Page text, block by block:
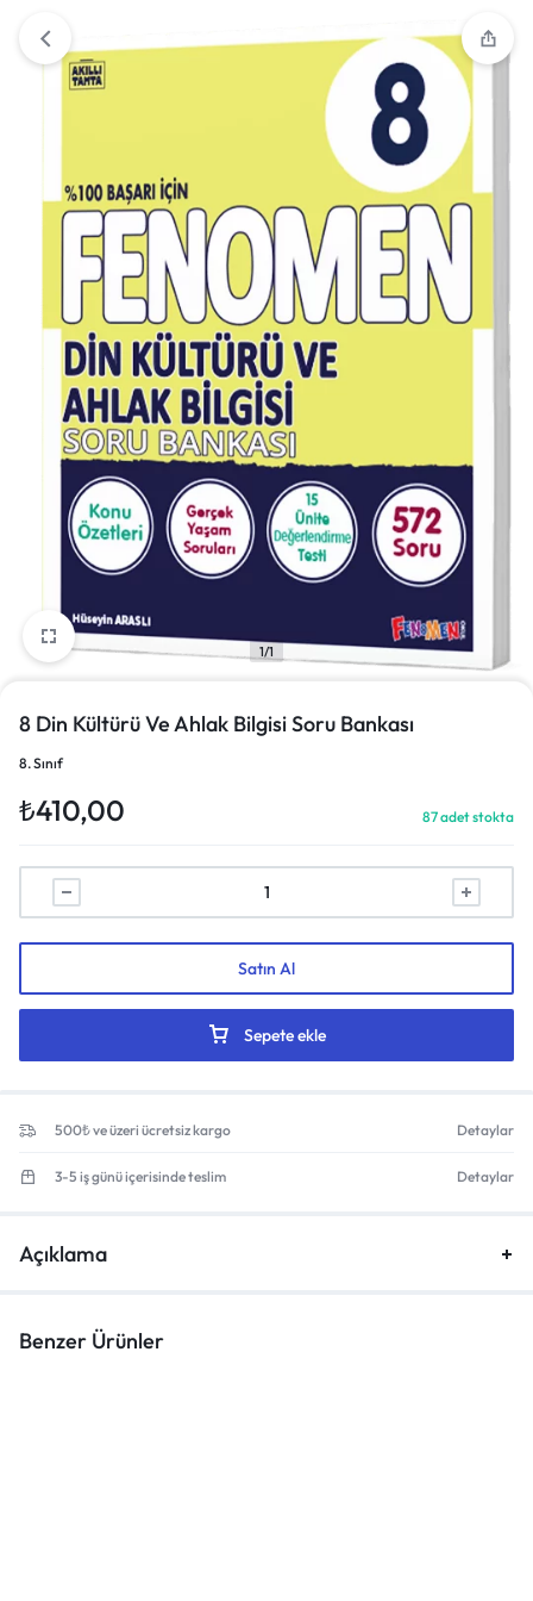
1/1
8 Din Kültürü Ve Ahlak Bilgisi Soru Bankası
8. Sınıf
₺410,00 87 adet stokta
Sepete ekle
Satın Al
500₺ ve üzeri ücretsiz kargo Detaylar
3-5 iş günü içerisinde teslim Detaylar
Açıklama
Benzer Ürünler